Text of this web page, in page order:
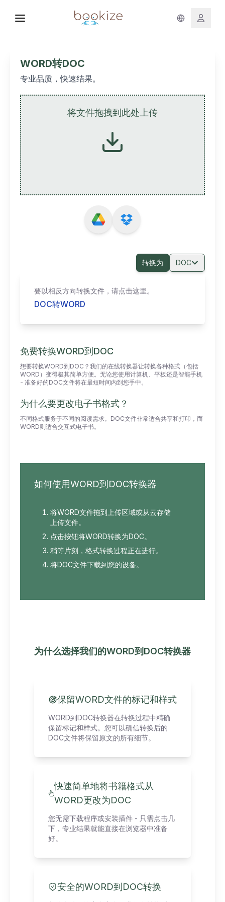
WORD转DOC
专业品质，快速结果。
将文件拖拽到此处上传
转换为 DOC
要以相反方向转换文件，请点击这里。
DOC转WORD
免费转换WORD到DOC
想要转换WORD到DOC？我们的在线转换器让转换各种格式（包括
WORD）变得极其简单方便。无论您使用计算机、平板还是智能手机
- 准备好的DOC文件将在最短时间内到您手中。
为什么要更改电子书格式？
不同格式服务于不同的阅读需求。DOC文件非常适合共享和打印，而
WORD则适合交互式电子书。
如何使用WORD到DOC转换器
将WORD文件拖到上传区域或从云存储
上传文件。
点击按钮将WORD转换为DOC。
稍等片刻，格式转换过程正在进行。
将DOC文件下载到您的设备。
为什么选择我们的WORD到DOC转换器
保留WORD文件的标记和样式
WORD到DOC转换器在转换过程中精确
保留标记和样式。您可以确信转换后的
DOC文件将保留原文的所有细节。
快速简单地将书籍格式从
WORD更改为DOC
您无需下载程序或安装插件 - 只需点击几
下，专业结果就能直接在浏览器中准备
好。
安全的WORD到DOC转换